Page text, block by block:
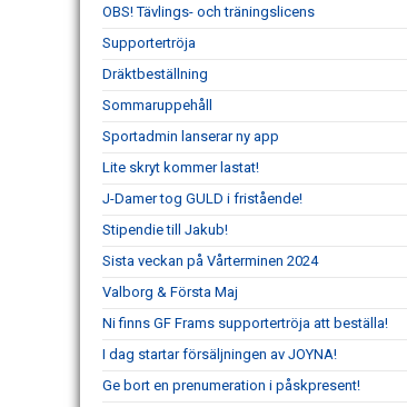
OBS! Tävlings- och träningslicens
Supportertröja
Dräktbeställning
Sommaruppehåll
Sportadmin lanserar ny app
Lite skryt kommer lastat!
J-Damer tog GULD i fristående!
Stipendie till Jakub!
Sista veckan på Vårterminen 2024
Valborg & Första Maj
Ni finns GF Frams supportertröja att beställa!
I dag startar försäljningen av JOYNA!
Ge bort en prenumeration i påskpresent!